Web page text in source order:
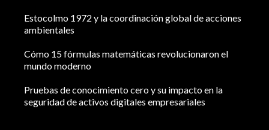
Estocolmo 1972 y la coordinación global de acciones
ambientales
Cómo 15 fórmulas matemáticas revolucionaron el
mundo moderno
Pruebas de conocimiento cero y su impacto en la
seguridad de activos digitales empresariales